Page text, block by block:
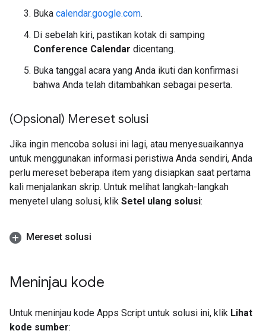
Buka calendar.google.com.
Di sebelah kiri, pastikan kotak di samping
Conference Calendar dicentang.
Buka tanggal acara yang Anda ikuti dan konfirmasi
bahwa Anda telah ditambahkan sebagai peserta.
(Opsional) Mereset solusi
Jika ingin mencoba solusi ini lagi, atau menyesuaikannya
untuk menggunakan informasi peristiwa Anda sendiri, Anda
perlu mereset beberapa item yang disiapkan saat pertama
kali menjalankan skrip. Untuk melihat langkah-langkah
menyetel ulang solusi, klik Setel ulang solusi:
Mereset solusi
Meninjau kode
Untuk meninjau kode Apps Script untuk solusi ini, klik Lihat
kode sumber: